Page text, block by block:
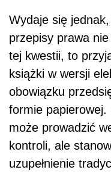
Wydaje się
przepisy prawa
tej kwestii, to
książki w wersji
obowiązku
formie papierowej.
może prowadzić
kontroli, ale
uzupełnienie